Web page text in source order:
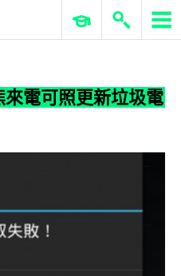
ERP 與商業 AI
電可照更新垃圾電